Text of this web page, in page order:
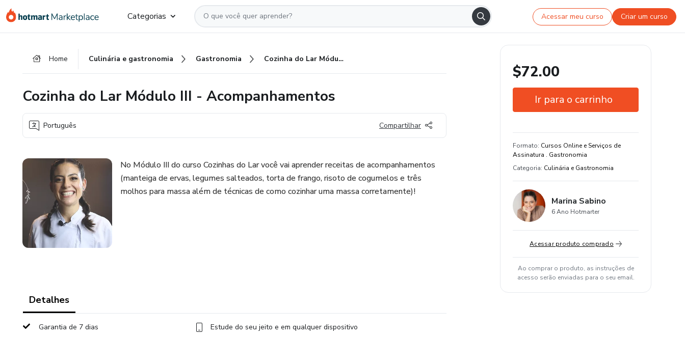
para
para
para
Categorias Acessar meu curso Criar um curso
Home Culinária e gastronomia Gastronomia Cozinha do Lar Módulo III - Acompanhamentos
Cozinha do Lar Módulo III - Acompanhamentos
Português Compartilhar
No Módulo III do curso Cozinhas do Lar você vai aprender receitas de acompanhamentos
(manteiga de ervas, legumes salteados, torta de frango, risoto de cogumelos e três
molhos para massa além de técnicas de como cozinhar uma massa corretamente)!
Detalhes
Garantia de 7 dias Estude do seu jeito e em qualquer dispositivo
$72.00
Ir para o carrinho
Estude do seu jeito e em qualquer
dispositivo
Formato: Cursos Online e Serviços de
Assinatura . Gastronomia
Categoria: Culinária e Gastronomia
Marina Sabino
6 Ano Hotmarter
Acessar produto comprado
Ao comprar o produto, as instruções de
acesso serão enviadas para o seu email.